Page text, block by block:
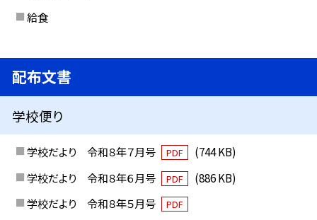
給食
配布文書
学校便り
学校だより 令和８年７月号 PDF
(744 KB)
学校だより 令和８年６月号
PDF
(886 KB)
学校だより 令和８年５月号
PDF